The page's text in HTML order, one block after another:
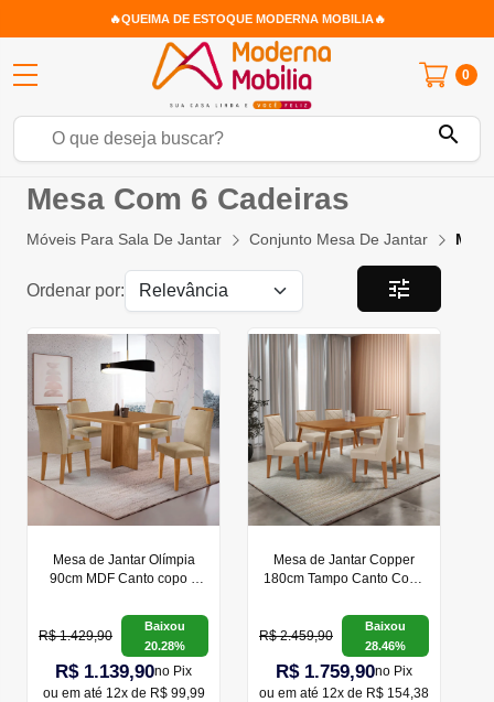
🔥QUEIMA DE ESTOQUE MODERNA MOBILIA🔥
search
0
Mesa Com 6 Cadeiras
Móveis Para Sala De Jantar Conjunto Mesa De Jantar
Ordenar por: tune
Mesa de Jantar Olímpia
90cm MDF Canto copo e
R$ 1.429,90
Baixou
20.28%
R$ 1.139,90no Pix
ou ematé 12x de R$ 99,99
Mesa de Jantar Copper
180cm Tampo Canto Copo
Isadora Moderna Mobilia
R$ 2.459,90
Baixou
28.46%
R$ 1.759,90no Pix
ou em até 12x de R$ 154,38